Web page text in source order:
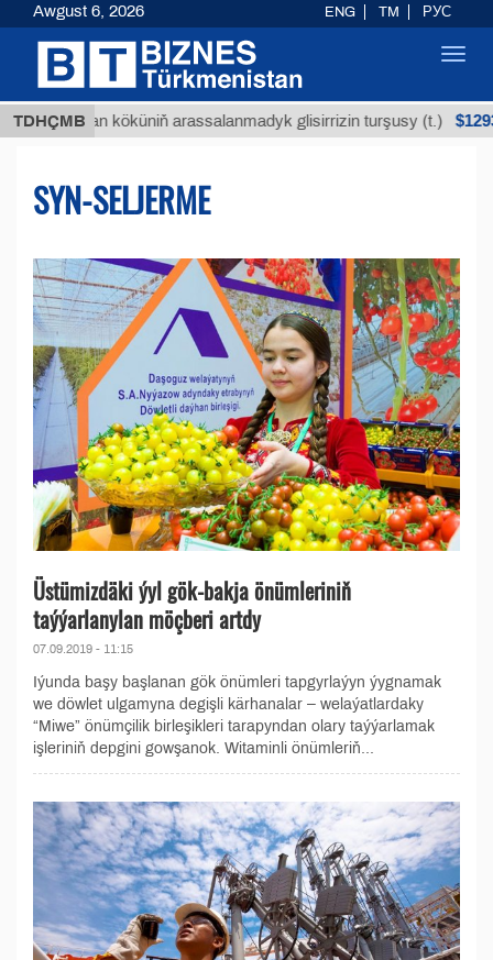
TDHÇMB
Buýan köküniň arassalanmadyk glisirrizin turşusy (t.) $12935,18
SYN-SELJERME
Üstümizdäki ýyl gök-bakja önümleriniň
taýýarlanylan möçberi artdy
07.09.2019 - 11:15
Iýunda başy başlanan gök önümleri tapgyrlaýyn ýygnamak
we döwlet ulgamyna degişli kärhanalar – welaýatlardaky
“Miwe” önümçilik birleşikleri tarapyndan olary taýýarlamak
işleriniň depgini gowşanok. Witaminli önümleriň...
Awgust 6, 2026 ENG TM РУС